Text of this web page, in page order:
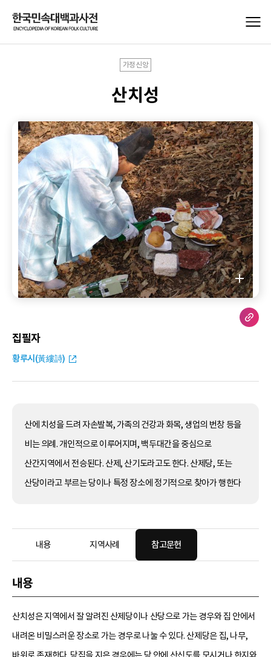
가정신앙
산치성
집필자
황루시(黃縷詩)
산에 치성을 드려 자손발복, 가족의 건강과 화목, 생업의 번창 등을
비는 의례. 개인적으로 이루어지며, 백두대간을 중심으로
산간지역에서 전승된다. 산제, 산기도라고도 한다. 산제당, 또는
산당이라고 부르는 당이나 특정 장소에 정기적으로 찾아가 행한다
내용 지역사례 참고문헌
내용
산치성은 지역에서 잘 알려진 산제당이나 산당으로 가는 경우와 집 안에서
내려온 비밀스러운 장소로 가는 경우로 나눌 수 있다. 산제당은 집, 나무,